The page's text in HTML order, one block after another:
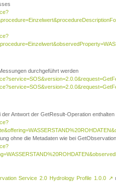
durchgeführt werden
Antwort der GetResult-Operation enthalten
ohne die Metadaten wie bei GetObservation.
Service 2.0 Hydrology Profile 1.0.0 ↗